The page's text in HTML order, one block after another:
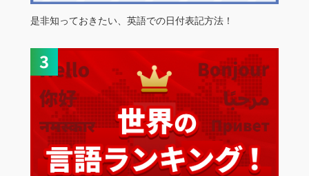
是非知っておきたい、英語での日付表記方法！